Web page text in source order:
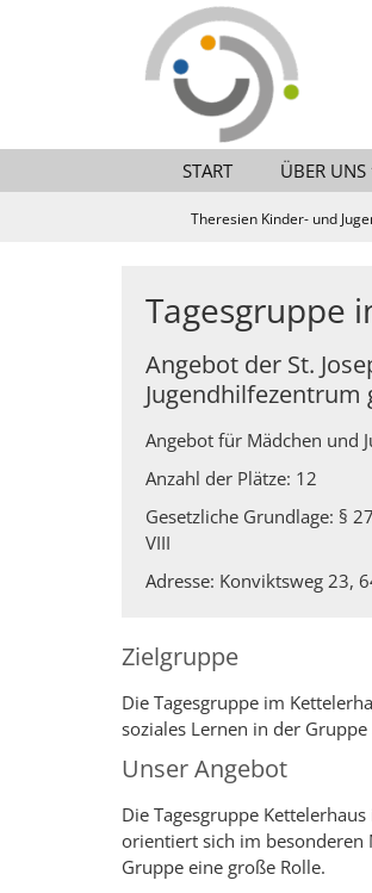
START ÜBER UNS
Theresien Kinder- und
Tagesgruppe
Angebot der St.
Jugendhilfezentrum
Angebot für Mädchen und
Anzahl der Plätze: 12
Gesetzliche Grundlage: §
VIII
Adresse: Konviktsweg 23,
Zielgruppe
Die Tagesgruppe im
soziales Lernen in der
Unser Angebot
Die Tagesgruppe
orientiert sich im besonderen
Gruppe eine große Rolle.